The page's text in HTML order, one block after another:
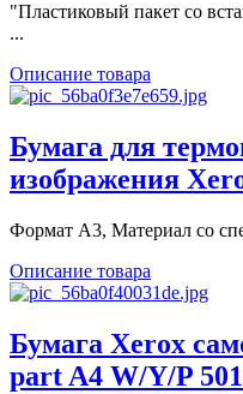
"Пластиковый пакет со
...
Описание товара
Бумага для
изображения
Формат А3, Материал со
Описание товара
Бумага Xerox
part A4 W/Y/P